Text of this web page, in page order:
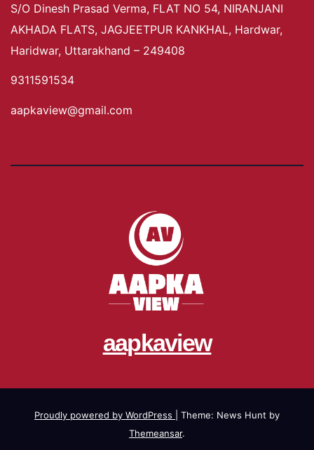
S/O Dinesh Prasad Verma, FLAT NO 54, NIRANJANI
AKHADA FLATS, JAGJEETPUR KANKHAL, Hardwar,
Haridwar, Uttarakhand – 249408
9311591534
aapkaview@gmail.com
aapkaview
Proudly powered by WordPress
Theme: News Hunt by
Themeansar.